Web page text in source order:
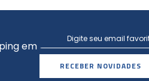
em
RECEBER NOVIDADES